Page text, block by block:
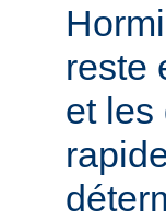
reste
et les